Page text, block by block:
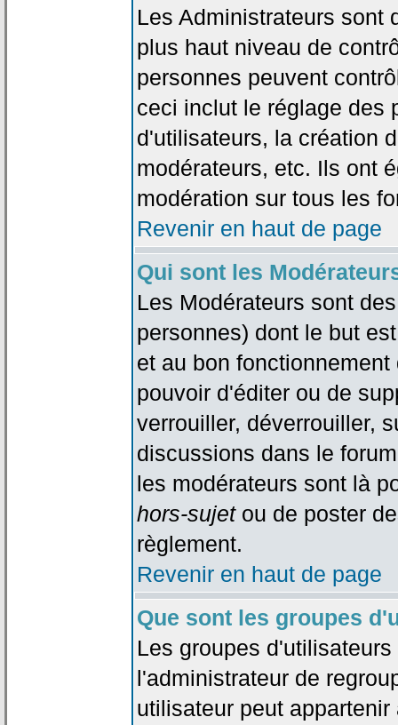
Les Administrateurs sont
plus haut niveau de
personnes peuvent
ceci inclut le réglage des
d'utilisateurs, la création
modérateurs, etc. Ils ont
modération sur tous les
Revenir en haut de page
Qui sont les
Les Modérateurs sont
personnes) dont le but
et au bon
pouvoir d'éditer ou de
verrouiller, déverrouiller,
discussions dans le
les modérateurs sont là
hors-sujetou de poster
règlement.
Revenir en haut de page
Que sont les groupes
Les groupes
l'administrateur de
utilisateur peut